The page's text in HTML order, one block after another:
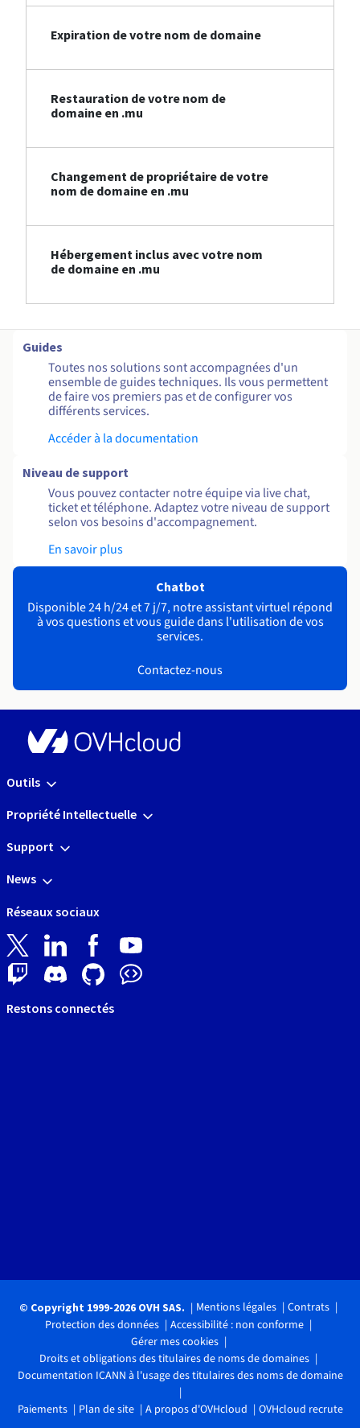
Expiration de votre nom de domaine
Restauration de votre nom de
domaine en .mu
Changement de propriétaire de votre
nom de domaine en .mu
Hébergement inclus avec votre nom
de domaine en .mu
Guides
Toutes nos solutions sont accompagnées d'un
ensemble de guides techniques. Ils vous permettent
de faire vos premiers pas et de configurer vos
différents services.
Accéder à la documentation
Niveau de support
Vous pouvez contacter notre équipe via live chat,
ticket et téléphone. Adaptez votre niveau de support
selon vos besoins d'accompagnement.
En savoir plus
Chatbot
Disponible 24 h/24 et 7 j/7, notre assistant virtuel répond
à vos questions et vous guide dans l'utilisation de vos
services.
Contactez-nous
Outils
Propriété Intellectuelle
Support
News
Réseaux sociaux
Restons connectés
© Copyright 1999-2026 OVH SAS. Mentions légales
Contrats
Protection des données
Accessibilité : non conforme
Gérer mes cookies
Droits et obligations des titulaires de noms de domaines
Documentation ICANN à l'usage des titulaires des noms de domaine
Paiements Plan de site A propos d'OVHcloud OVHcloud recrute